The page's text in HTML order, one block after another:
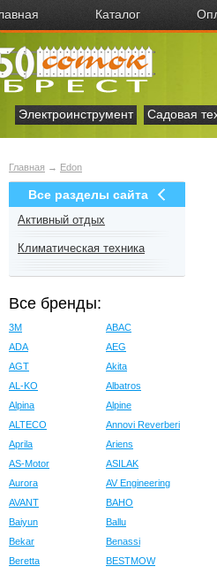
Каталог
Электроинструмент Садовая
Главная → Edon
Все разделы сайта
Активный отдых
Климатическая техника
Все бренды:
3M
ABAC
ADA
AEG
AGT
Akita
AL-KO
Albatros
Alpina
Alpine
ALTECO
Annovi Reverberi
Aprila
Ariens
AS-Motor
ASILAK
Aurora
AV Engineering
AVANT
BAHO
Baiyun
Ballu
Bekar
Benassi
Beretta
BESTMOW